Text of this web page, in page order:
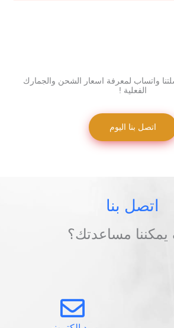
واتساب لمعرفة اسعار الشحن والجمارك
الفعلية !
اتصل بنا اليوم
اتصل بنا
مساعدتك؟